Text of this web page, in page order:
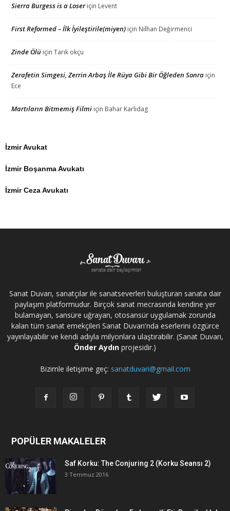
Sierra Burgess is a Loseriçin Levent
First Reformed – İlk İyileştirile(miyen) için Nilhan Değirmenci
Zinde Ölü için Tarık okçu
Zerafetin Simgesi, Zerrin Arbaş İle Rüya Gibi Bir Öğleden Sonra için
Ece
Martıların Bitmemiş Filmi için Bahar Karlidag
İzmir Avukat
İzmir Boşanma Avukatı
İzmir Ceza Avukatı
Sanat Duvarı, sanatçılar ile sanatseverleri buluşturan sanata dair
paylaşım platformudur. Birçok sanat mecrasında kendine yer
bulamayan, sansüre uğrayan, otosansür uygulamak zorunda
kalan tüm sanat emekçileri Sanat Duvarı'nda eserlerini özgürce
yayınlayabilir ve kendi adıyla milyonlara ulaştırabilir. (Sanat Duvarı,
Önder Aydın projesidir.)
Bizimle iletişime geç: sanatduvari@gmail.com
POPÜLER MAKALELER
Saf Korku: The Conjuring 2 (Korku Seansı 2)
3 Temmuz 2016